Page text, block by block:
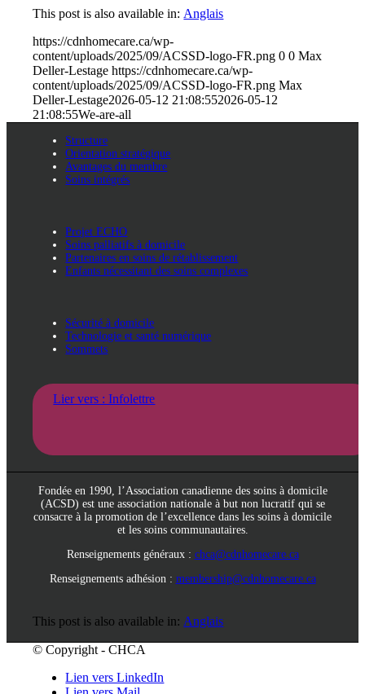
This post is also available in: Anglais
https://cdnhomecare.ca/wp-
content/uploads/2025/09/ACSSD-logo-FR.png 0 0 Max
Deller-Lestage https://cdnhomecare.ca/wp-
content/uploads/2025/09/ACSSD-logo-FR.png Max
Deller-Lestage2026-05-12 21:08:552026-05-12
21:08:55We-are-all
Structure
Orientation stratégique
Avantages du membre
Soins intégrés
Projet ECHO
Soins palliatifs à domicile
Partenaires en soins de rétablissement
Enfants nécessitant des soins complexes
Sécurité à domicile
Technologie et santé numérique
Sommets
Lier vers : Infolettre
Fondée en 1990, l’Association canadienne des soins à domicile
(ACSD) est une association nationale à but non lucratif qui se
consacre à la promotion de l’excellence dans les soins à domicile
et les soins communautaires.
Renseignements généraux : chca@cdnhomecare.ca
Renseignements adhésion : membership@cdnhomecare.ca
This post is also available in: Anglais
© Copyright - CHCA
Lien vers LinkedIn